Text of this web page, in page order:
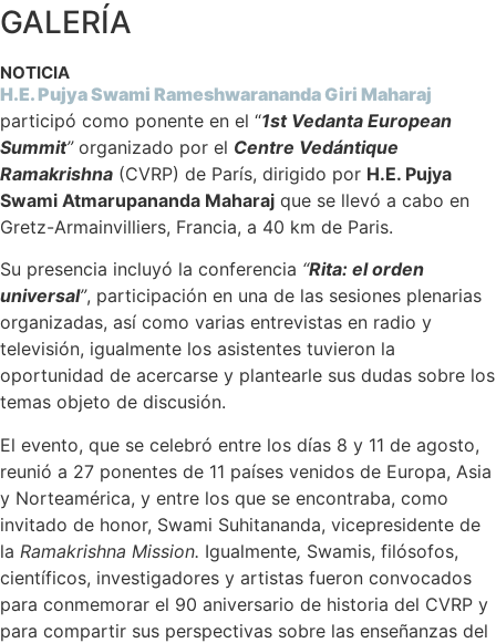
GALERÍA
NOTICIA
H.E. Pujya Swami Rameshwarananda Giri Maharaj
participó como ponente en el “1st Vedanta European
Summit”organizado por el Centre Vedántique
Ramakrishna (CVRP) de París, dirigido por H.E. Pujya
Swami Atmarupananda Maharaj que se llevó a cabo en
Gretz-Armainvilliers, Francia, a 40 km de Paris.
Su presencia incluyó la conferencia “Rita: el orden
universal”, participación en una de las sesiones plenarias
organizadas, así como varias entrevistas en radio y
televisión, igualmente los asistentes tuvieron la
oportunidad de acercarse y plantearle sus dudas sobre los
temas objeto de discusión.
El evento, que se celebró entre los días 8 y 11 de agosto,
reunió a 27 ponentes de 11 países venidos de Europa, Asia
y Norteamérica, y entre los que se encontraba, como
invitado de honor, Swami Suhitananda, vicepresidente de
la Ramakrishna Mission. Igualmente, Swamis, filósofos,
científicos, investigadores y artistas fueron convocados
para conmemorar el 90 aniversario de historia del CVRP y
para compartir sus perspectivas sobre las enseñanzas del